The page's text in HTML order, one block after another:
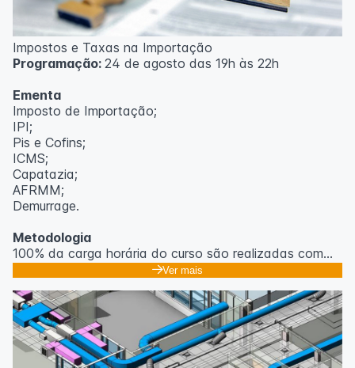
Impostos e Taxas na Importação
Programação: 24 de agosto das 19h às 22h
Ementa
Imposto de Importação;
IPI;
Pis e Cofins;
ICMS;
Capatazia;
AFRMM;
Demurrage.
Metodologia
100% da carga horária do curso são realizadas com
ou tablet.
Outras informações
O curso pode sofrer alteração de dados e horário e os
inscritos serão avisados ​​antecipadamente.
Ver mais